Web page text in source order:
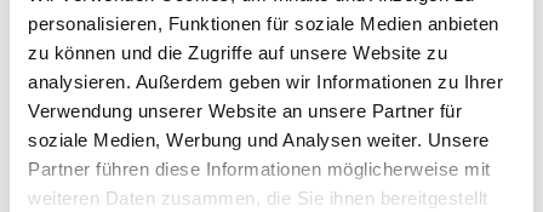
personalisieren, Funktionen für soziale Medien anbieten
zu können und die Zugriffe auf unsere Website zu
analysieren. Außerdem geben wir Informationen zu Ihrer
Verwendung unserer Website an unsere Partner für
soziale Medien, Werbung und Analysen weiter. Unsere
Partner führen diese Informationen möglicherweise mit
weiteren Daten zusammen, die Sie ihnen bereitgestellt
ruhiger Lage von Reutlingen - Rommelsbach